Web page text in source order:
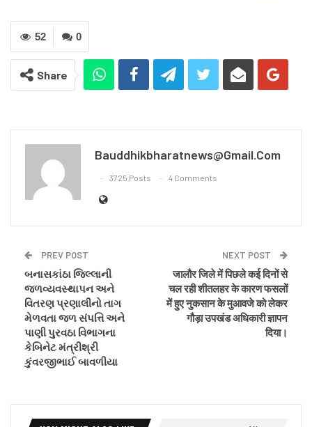
0
52
Share
Bauddhikbharatnews@gmail.com
3725 Posts 4 Comments
PREV POST
બનાસકાંઠા જિલ્લાની
જળવ્યવસ્થાપન અને
વિતરણ પ્રણાલીનો તાગ
મેળવતા જળ સંપત્તિ અને
પાણી પુરવઠા વિભાગના
કેબિનેટ મંત્રીશ્રી
કુંવરજીભાઈ બાવળીયા
NEXT POST
जालौर जिले में पिछले कई दिनों से
चल रही शीतलहर के कारण फसलों
में हुए नुकसान के मुआवजे को लेकर
गौड़ा उपखंड अधिकारी ज्ञापन
दिया।